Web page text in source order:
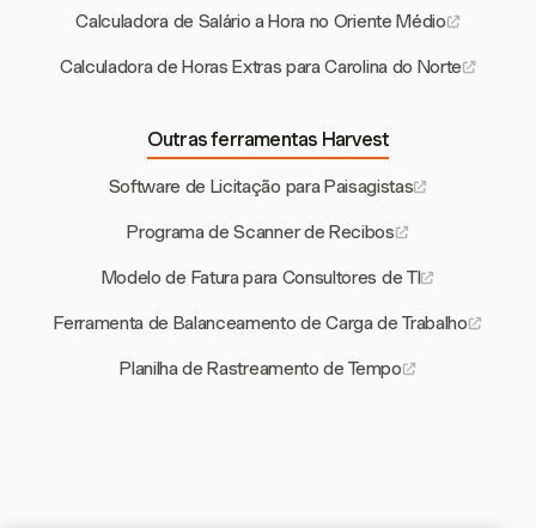
Calculadora de Salário a Hora no Oriente Médio
Calculadora de Horas Extras para Carolina do Norte
Outras ferramentas Harvest
Software de Licitação para Paisagistas
Programa de Scanner de Recibos
Modelo de Fatura para Consultores de TI
Ferramenta de Balanceamento de Carga de Trabalho
Planilha de Rastreamento de Tempo